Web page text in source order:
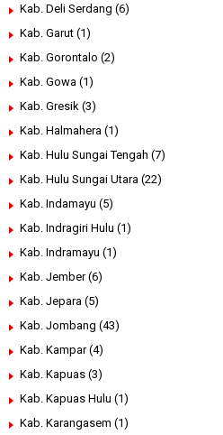
Kab. Deli Serdang (6)
Kab. Garut (1)
Kab. Gorontalo (2)
Kab. Gowa (1)
Kab. Gresik (3)
Kab. Halmahera (1)
Kab. Hulu Sungai Tengah (7)
Kab. Hulu Sungai Utara (22)
Kab. Indamayu (5)
Kab. Indragiri Hulu (1)
Kab. Indramayu (1)
Kab. Jember (6)
Kab. Jepara (5)
Kab. Jombang (43)
Kab. Kampar (4)
Kab. Kapuas (3)
Kab. Kapuas Hulu (1)
Kab. Karangasem (1)